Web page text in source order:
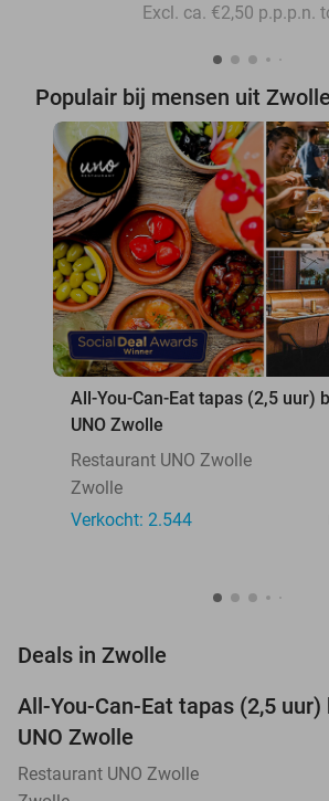
Excl. ca. €2,50 p.p.p.n.
Populair bij mensen uit
All-You-Can-Eat tapas (2,5 uur)
UNO Zwolle
Restaurant UNO Zwolle
Zwolle
Verkocht: 2.544
Deals in Zwolle
All-You-Can-Eat tapas (2,5
UNO Zwolle
Restaurant UNO Zwolle